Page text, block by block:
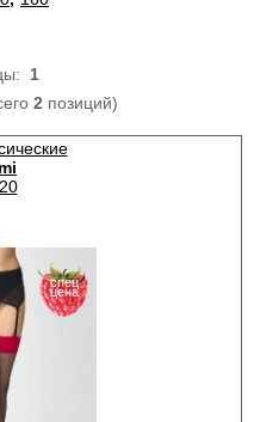
1
2 позиций)
спец
цена